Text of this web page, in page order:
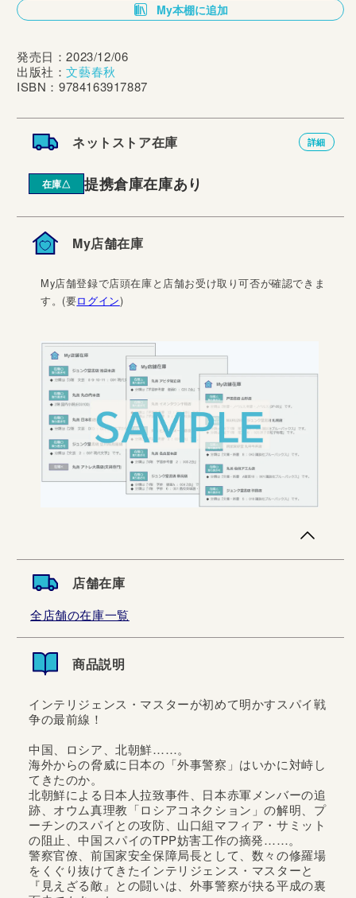
My本棚に追加
発売日：2023/12/06
出版社：文藝春秋
ISBN：9784163917887
ネットストア在庫 詳細
在庫△ 提携倉庫在庫あり
My店舗在庫
My店舗登録で店頭在庫と店舗お受け取り可否が確認できま
す。(要ログイン)
店舗在庫
全店舗の在庫一覧
商品説明
インテリジェンス・マスターが初めて明かすスパイ戦
争の最前線！
中国、ロシア、北朝鮮……。
海外からの脅威に日本の「外事警察」はいかに対峙し
てきたのか。
北朝鮮による日本人拉致事件、日本赤軍メンバーの追
跡、オウム真理教「ロシアコネクション」の解明、プ
ーチンのスパイとの攻防、山口組マフィア・サミット
の阻止、中国スパイのTPP妨害工作の摘発……。
警察官僚、前国家安全保障局長として、数々の修羅場
をくぐり抜けてきたインテリジェンス・マスターと
『見えざる敵』との闘いは、外事警察が抉る平成の裏